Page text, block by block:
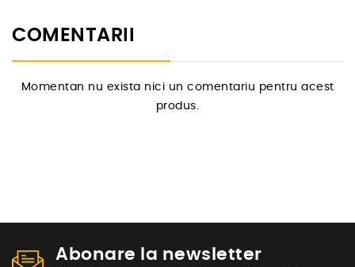
COMENTARII
Momentan nu exista nici un comentariu pentru acest
produs.
Abonare la newsletter